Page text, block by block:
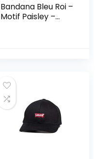
Bandana Bleu Roi –
Motif Paisley –